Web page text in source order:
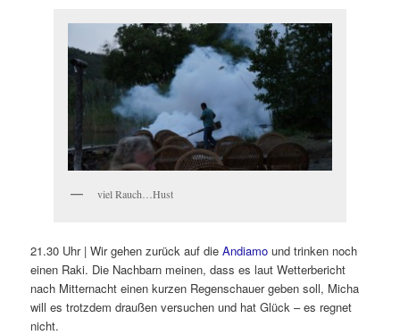
viel Rauch…Hust
21.30 Uhr | Wir gehen zurück auf dieAndiamo und trinken noch
einen Raki. Die Nachbarn meinen, dass es laut Wetterbericht
nach Mitternacht einen kurzen Regenschauer geben soll, Micha
will es trotzdem draußen versuchen und hat Glück – es regnet
nicht.